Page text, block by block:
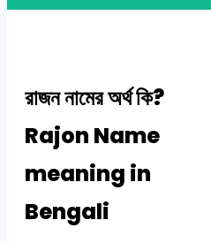
রাজন নামের অর্থ কি?
Rajon Name
meaning in
Bengali